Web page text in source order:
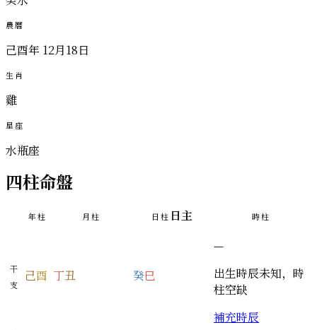
農曆
己酉年 12月18日
生肖
雞
星座
水瓶座
四柱命盤
年柱 月柱 日柱 日主 時柱
干
支
己酉 丁丑 癸巳
—
出生時辰未知，時
柱空缺
補充時辰